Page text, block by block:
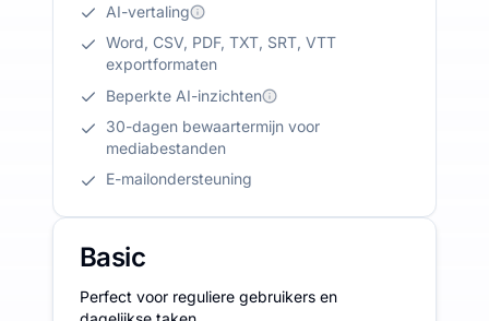
AI-vertaling
Word, CSV, PDF, TXT, SRT, VTT
exportformaten
Beperkte AI-inzichten
30-dagen bewaartermijn voor
mediabestanden
E-mailondersteuning
Basic
Perfect voor reguliere gebruikers en